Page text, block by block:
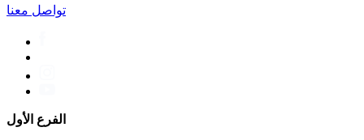
تواصل معنا
الفرع الأول